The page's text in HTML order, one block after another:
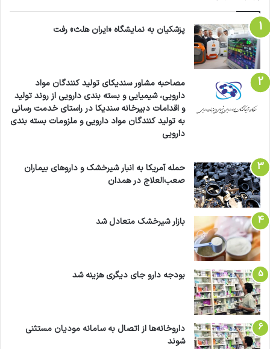
پزشکیان به نمایشگاه «ایران هلث» رفت
مصاحبه مشاور سندیکای تولید کنندگان مواد
دارویی، شیمیایی و بسته بندی دارویی از روند تولید
و اقدامات دبیرخانه سندیکا در راستای خدمت رسانی
به تولید کنندگان مواد دارویی و ملزومات بسته بندی
دارویی
حمله آمریکا به انبار شیرخشک و داروهای بیماران
صعب‌العلاج در همدان
بازار شیرخشک متعادل شد
بودجه دارو جای دیگری هزینه شد
داروخانه‌ها از اتصال به سامانه مودیان مستثنی
شوند